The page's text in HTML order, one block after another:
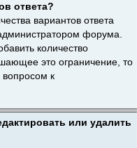
ответа?
вариантов ответа
форума.
количество
это ограничение, то
вопросом к
или удалить